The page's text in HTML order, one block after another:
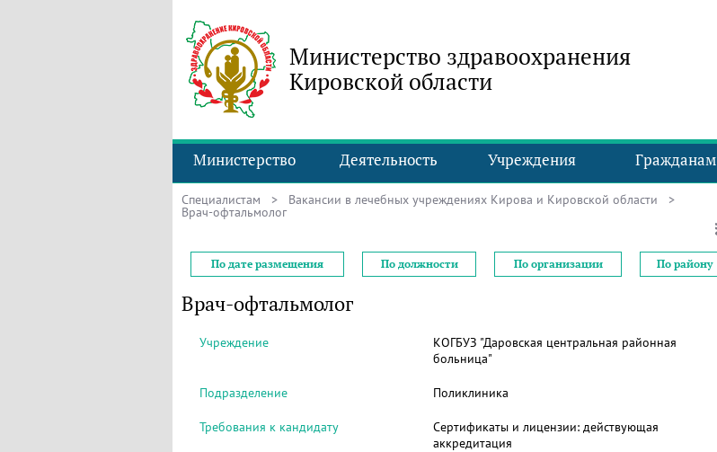
Министерство здравоохранения
Кировской области
Министерство Деятельность Учреждения Гражданам
Специалистам > Вакансии в лечебных учреждениях Кирова и Кировской области >
Врач-офтальмолог
По дате размещения По должности По организации По району
Врач-офтальмолог
Учреждение
КОГБУЗ "Даровская центральная районная
больница"
Подразделение Поликлиника
Требования к кандидату Сертификаты и лицензии: действующая
аккредитация